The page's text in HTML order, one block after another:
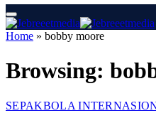
Home » bobby moore
Browsing:
SEPAKBOLA